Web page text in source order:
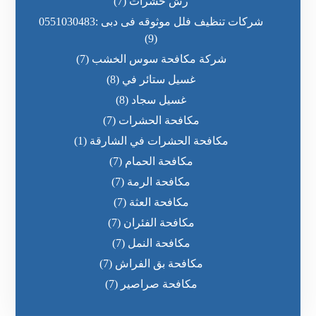
شركات تنظيف فلل موثوقه فى دبى :0551030483
(9)
شركة مكافحة سوس الخشب (7)
غسيل ستائر في (8)
غسيل سجاد (8)
مكافحة الحشرات (7)
مكافحة الحشرات في الشارقة (1)
مكافحة الحمام (7)
مكافحة الرمة (7)
مكافحة العثة (7)
مكافحة الفئران (7)
مكافحة النمل (7)
مكافحة بق الفراش (7)
مكافحة صراصير (7)